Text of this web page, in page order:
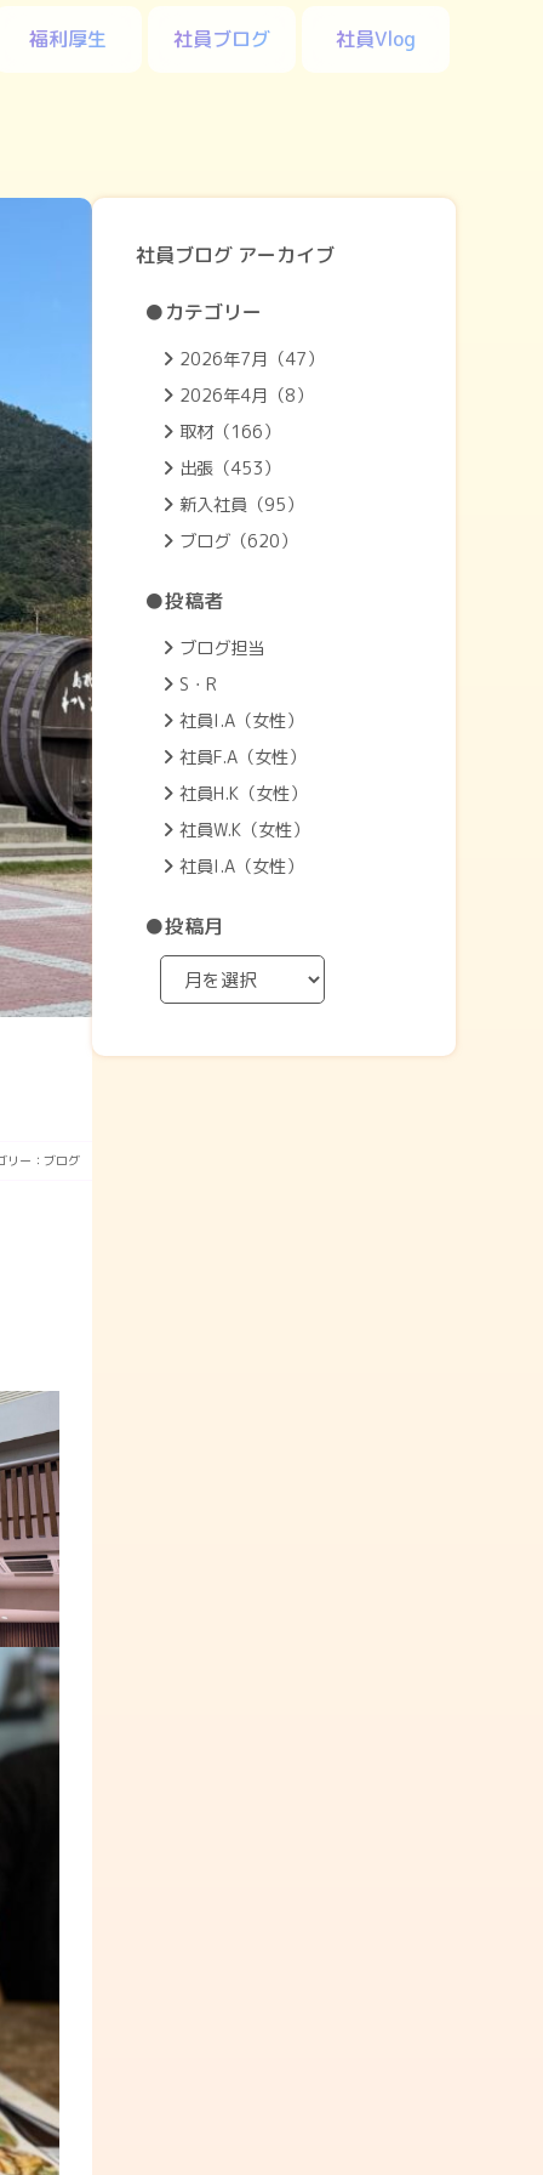
福利厚生 社員ブログ 社員Vlog
リー： ブログ
社員ブログ アーカイブ
●カテゴリー
2026年7月（47）
2026年4月（8）
取材（166）
出張（453）
新入社員（95）
ブログ（620）
●投稿者
ブログ担当
S・R
社員I.A（女性）
社員F.A（女性）
社員H.K（女性）
社員W.K（女性）
社員I.A（女性）
●投稿月